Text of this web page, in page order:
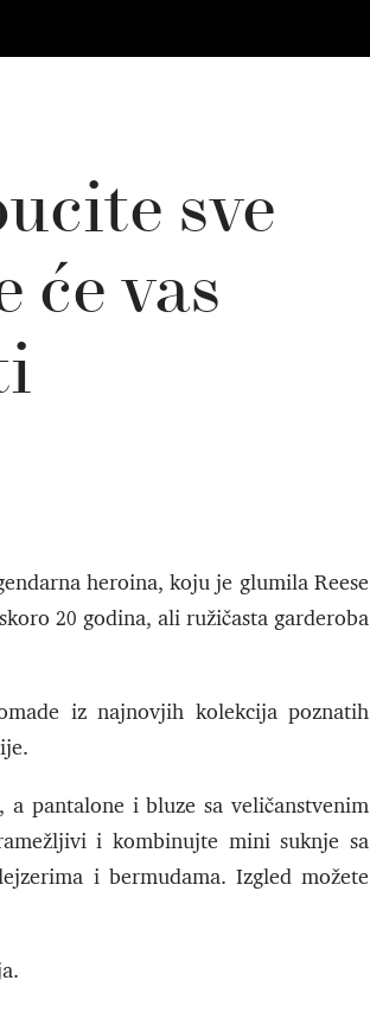
sve
vas
heroina, koju je glumila Reese
20 godina, ali ružičasta garderoba
iz najnovjih kolekcija poznatih
pantalone i bluze sa veličanstvenim
i kombinujte mini suknje sa
i bermudama. Izgled možete